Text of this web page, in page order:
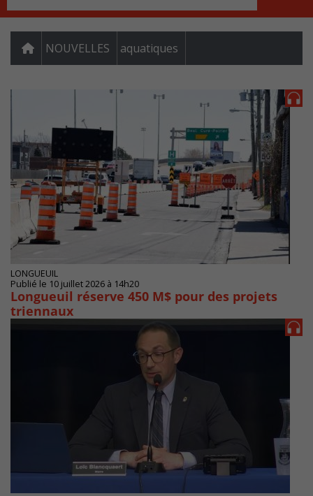
NOUVELLES aquatiques
LONGUEUIL
Publié le 10 juillet 2026 à 14h20
Longueuil réserve 450 M$ pour des projets
triennaux